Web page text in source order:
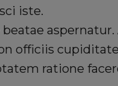
iste.
officiis
ratione